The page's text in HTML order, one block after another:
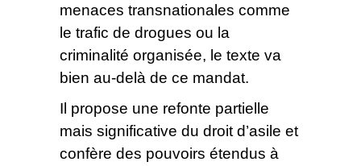
menaces transnationales comme
le trafic de drogues ou la
criminalité organisée, le texte va
bien au-delà de ce mandat.
Il propose une refonte partielle
mais significative du droit d’asile et
confère des pouvoirs étendus à